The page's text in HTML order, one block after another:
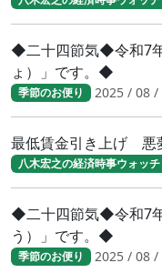
◆二十四節気◆令和7
ょ）」です。◆
季節のお便り 2025 / 08 /
最低賃金引き上げ 悪
八木宏之の経済時事ウォッチ
◆二十四節気◆令和7
う）」です。◆
季節のお便り 2025 / 08 /